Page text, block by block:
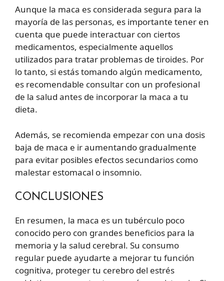
Aunque la maca es considerada segura para la
mayoría de las personas, es importante tener en
cuenta que puede interactuar con ciertos
medicamentos, especialmente aquellos
utilizados para tratar problemas de tiroides. Por
lo tanto, si estás tomando algún medicamento,
es recomendable consultar con un profesional
de la salud antes de incorporar la maca a tu
dieta.
Además, se recomienda empezar con una dosis
baja de maca e ir aumentando gradualmente
para evitar posibles efectos secundarios como
malestar estomacal o insomnio.
CONCLUSIONES
En resumen, la maca es un tubérculo poco
conocido pero con grandes beneficios para la
memoria y la salud cerebral. Su consumo
regular puede ayudarte a mejorar tu función
cognitiva, proteger tu cerebro del estrés